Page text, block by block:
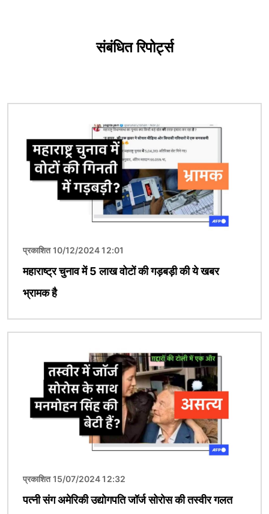
संबंधित रिपोर्ट्स
प्रकाशित 10/12/2024 12:01
महाराष्ट्र चुनाव में 5 लाख वोटों की गड़बड़ी की ये खबर
भ्रामक है
प्रकाशित 15/07/2024 12:32
पत्नी संग अमेरिकी उद्योगपति जॉर्ज सोरोस की तस्वीर गलत